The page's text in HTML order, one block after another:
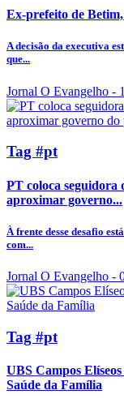
Ex-prefeito de
A decisão da executiva
que...
Jornal O Evangelho -
Tag #pt
PT coloca
aproximar governo...
À frente desse desafio
com...
Jornal O Evangelho -
Tag #pt
UBS Campos
Saúde da Família